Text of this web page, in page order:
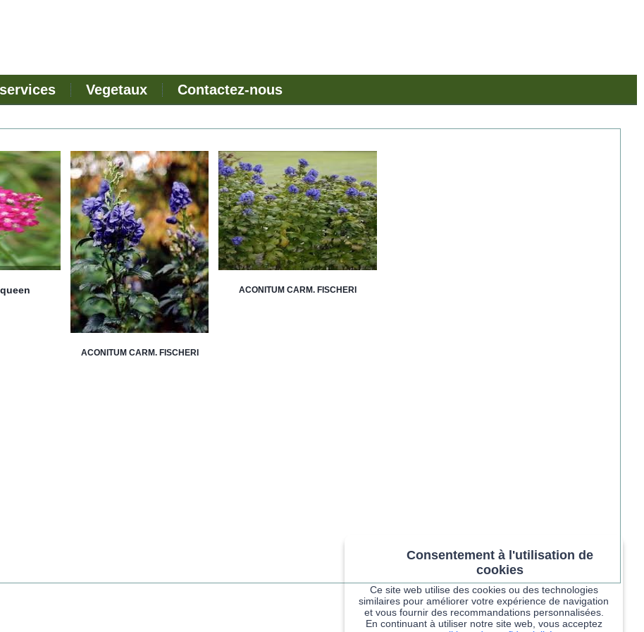
services Vegetaux Contactez-nous
Consentement à l'utilisation de
cookies
Ce site web utilise des cookies ou des technologies
similaires pour améliorer votre expérience de navigation
et vous fournir des recommandations personnalisées.
En continuant à utiliser notre site web, vous acceptez
ACONITUM CARM. FISCHERI
ACONITUM CARM. FISCHERI